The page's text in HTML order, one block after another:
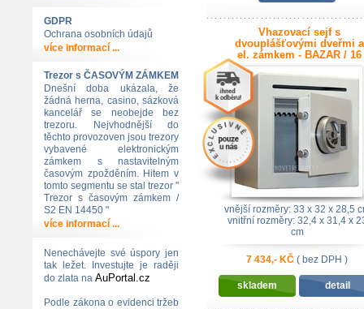
GDPR
Ochrana osobních údajů
více informací ...
Trezor s ČASOVÝM ZÁMKEM
Dnešní doba ukázala, že
žádná herna, casino, sázková
kancelář se neobejde bez
trezoru. Nejvhodnější do
těchto provozoven jsou trezory
vybavené elektronickým
zámkem s nastavitelným
časovým zpožděním. Hitem v
tomto segmentu se stal trezor "
Trezor s časovým zámkem /
S2 EN 14450 "
více informací ...
Nenechávejte své úspory jen
tak ležet. Investujte je raději
do zlata na AuPortal.cz
Podle zákona o evidenci tržeb
Vhazovací sejf s
dvouplášťovými dveřmi a
el. zámkem - BAZAR / 16
kg
vnější rozměry: 33 x 32 x 28,5
vnitřní rozměry: 32,4 x 31,4 x
cm
7 434,- KČ ( bez DPH )
skladem detail